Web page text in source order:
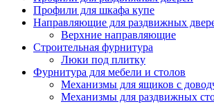
Профили для шкафа купе
Направляющие для раздвижных
Верхние направляющие
Строительная фурнитура
Люки под плитку
Фурнитура для мебели и столов
Механизмы для ящиков с
Механизмы для раздвижных